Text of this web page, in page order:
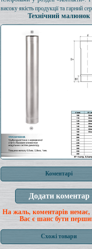
високу якість продукції та гарний
Технічний малюнок
Коментарі
На жаль, коментарів немає,
Вас є шанс бути
Схожі товари